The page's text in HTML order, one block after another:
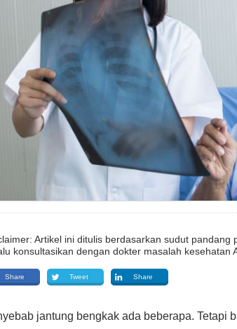
Artikel ini ditulis berdasarkan sudut
konsultasikan dengan dokter masalah kesehatan
Share Tweet Share
jantung bengkak ada beberapa. Tetapi